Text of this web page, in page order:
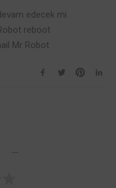
edecek mi
reboot
Mr Robot